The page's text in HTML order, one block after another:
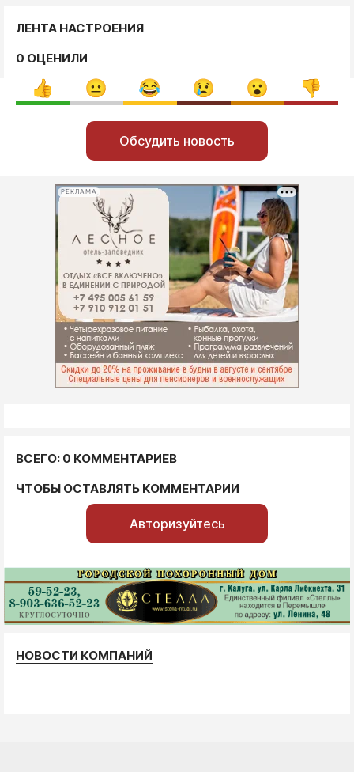
ЛЕНТА НАСТРОЕНИЯ
0 ОЦЕНИЛИ
Обсудить новость
РЕКЛАМА
ВСЕГО: 0 КОММЕНТАРИЕВ
ЧТОБЫ ОСТАВЛЯТЬ КОММЕНТАРИИ
Авторизуйтесь
НОВОСТИ КОМПАНИЙ